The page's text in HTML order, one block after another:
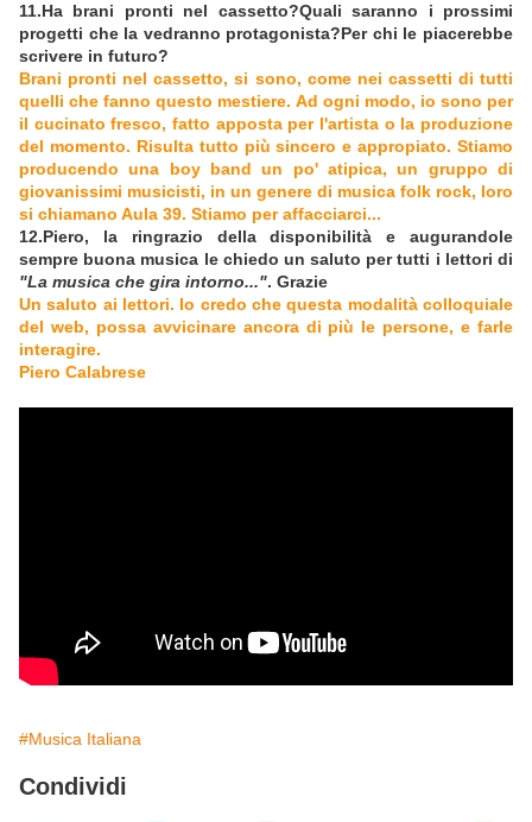
11.Ha brani pronti nel cassetto?Quali saranno i prossimi
progetti che la vedranno protagonista?Per chi le piacerebbe
scrivere in futuro?
Brani pronti nel cassetto, si sono, come nei cassetti di tutti
quelli che fanno questo mestiere. Ad ogni modo, io sono per
il cucinato fresco, fatto apposta per l'artista o la produzione
del momento. Risulta tutto più sincero e appropiato. Stiamo
producendo una boy band un po' atipica, un gruppo di
giovanissimi musicisti, in un genere di musica folk rock, loro
si chiamano Aula 39. Stiamo per affacciarci...
12.Piero, la ringrazio della disponibilità e augurandole
sempre buona musica le chiedo un saluto per tutti i lettori di
"La musica che gira intorno...". Grazie
Un saluto ai lettori. Io credo che questa modalità colloquiale
del web, possa avvicinare ancora di più le persone, e farle
interagire.
Piero Calabrese
#Musica Italiana
Condividi